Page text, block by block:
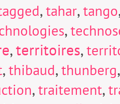
,tahar,tango
,
,territoires,
,thibaud,thunberg
,traitement,